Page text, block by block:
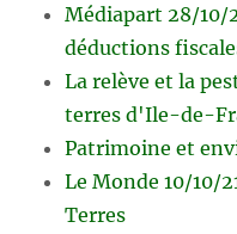
Médiapart 28/10/
déductions
La relève et la
terres d'Ile-de-
Patrimoine et
Le Monde 10/10/
Terres